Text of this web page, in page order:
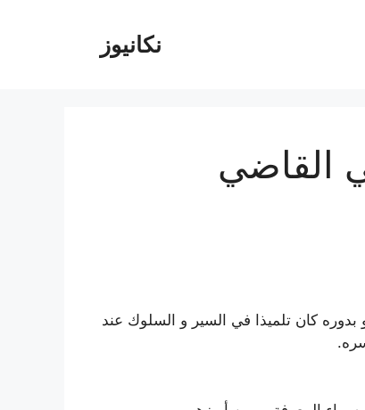
نکانیوز
القاضي
بدوره كان تلميذا في السير و السلوك عند